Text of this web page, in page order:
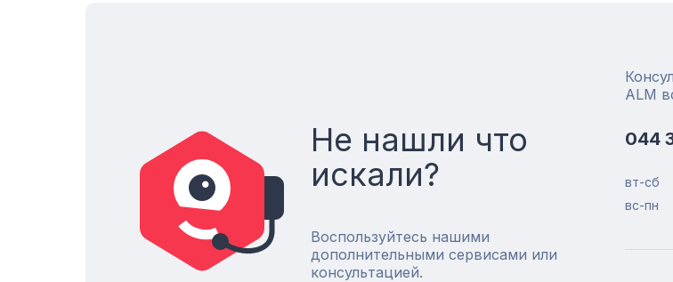
Не нашли что
искали?
Воспользуйтесь нашими
дополнительными сервисами или
консультацией.
ALM
044
вт-сб
вс-пн